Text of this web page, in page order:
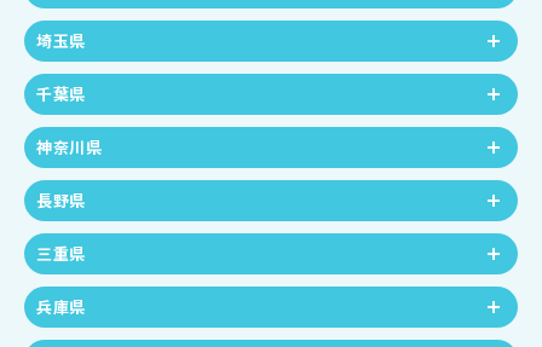
埼玉県
千葉県
神奈川県
長野県
三重県
兵庫県